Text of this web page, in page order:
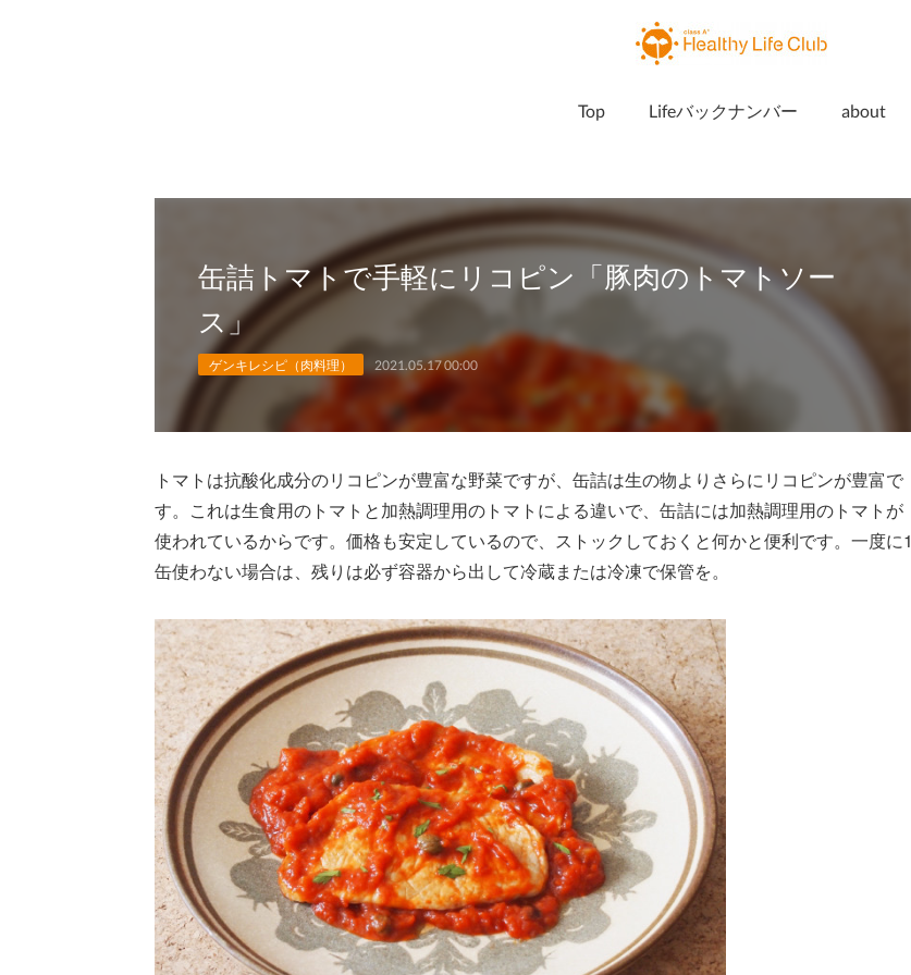
Top Lifeバックナンバー about
缶詰トマトで手軽にリコピン「豚肉のトマトソー
ス」
ゲンキレシピ（肉料理） 2021.05.17 00:00
トマトは抗酸化成分のリコピンが豊富な野菜ですが、缶詰は生の物よりさらにリコピンが豊富で
す。これは生食用のトマトと加熱調理用のトマトによる違いで、缶詰には加熱調理用のトマトが
使われているからです。価格も安定しているので、ストックしておくと何かと便利です。一度に1
缶使わない場合は、残りは必ず容器から出して冷蔵または冷凍で保管を。